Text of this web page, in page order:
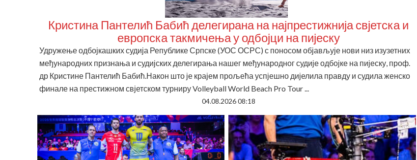
Кристина Пантелић Бабић делегирана на најпрестижнија свјетска и
европска такмичења у одбојци на пијеску
Удружење одбојкашких судија Републике Српске (УОС ОСРС) с поносом објављује нови низ изузетних
међународних признања и судијских делегирања нашег међународног судије одбојке на пијеску, проф.
др Кристине Пантелић Бабић.Након што је крајем прољећа успјешно дијелила правду и судила женско
финале на престижном свјетском турниру Volleyball World Beach Pro Tour ...
04.08.2026 08:18